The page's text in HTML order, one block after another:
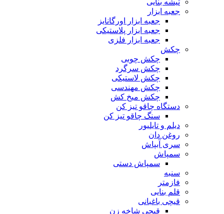
جعبه ابزار
جعبه ابزار اورگانایز
جعبه ابزار پلاستیکی
جعبه ابزار فلزی
چکش
چکش چوبی
چکش سرگرد
چکش لاستیکی
چکش مهندسی
چکش میخ کش
دستگاه چاقو تیز کن
سنگ چاقو تیز کن
دیلم و تایلیور
روغن دان
سری آبپاش
سمپاش
سمپاش دستی
سنبه
فازمتر
قلم بنایی
قیچی باغبانی
قیچی شاخه زن